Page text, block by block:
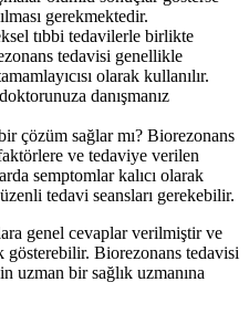
gerekmektedir.
tıbbi tedavilerle birlikte
tedavisi genellikle
olarak kullanılır.
danışmanız
çözüm sağlar mı? Biorezonans
ve tedaviye verilen
semptomlar kalıcı olarak
tedavi seansları gerekebilir.
genel cevaplar verilmiştir ve
gösterebilir. Biorezonans tedavisi
uzman bir sağlık uzmanına